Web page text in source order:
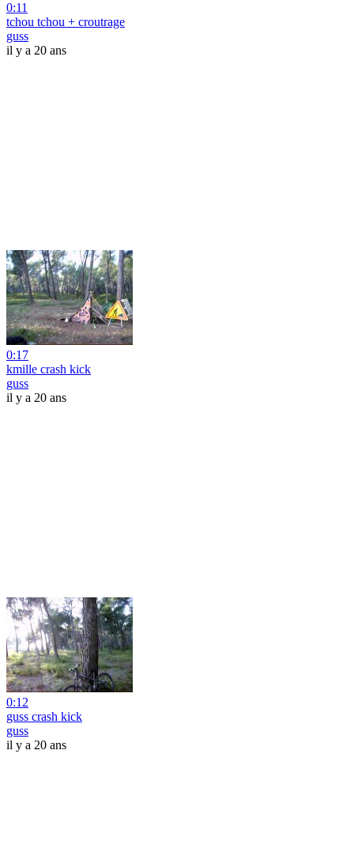
0:11
tchou tchou + croutrage
guss
il y a 20 ans
0:17
kmille crash kick
guss
il y a 20 ans
0:12
guss crash kick
guss
il y a 20 ans